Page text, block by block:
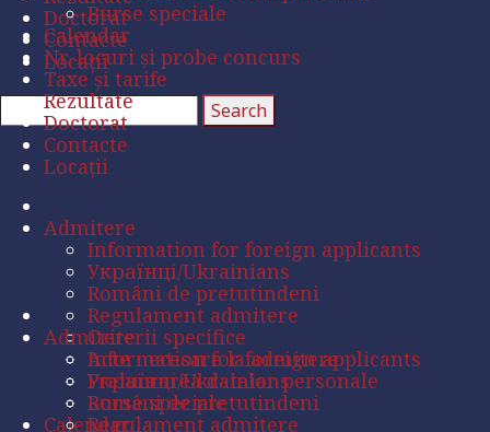
Doctorat
Contacte
Locații
Burse speciale
Calendar
Nr. locuri și probe concurs
Taxe și tarife
Rezultate
Doctorat
Contacte
Locații
Admitere
Information for foreign applicants
Українці/Ukrainians
Români de pretutindeni
Regulament admitere
Criterii specifice
Acte necesare la admitere
Prelucrarea datelor personale
Burse speciale
Calendar
Admitere
Information for foreign applicants
Українці/Ukrainians
Români de pretutindeni
Regulament admitere